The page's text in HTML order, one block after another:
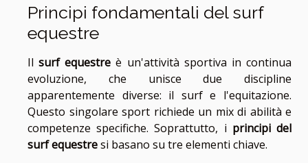
Principi fondamentali del surf
equestre
Ilsurf equestre è un'attività sportiva in continua
evoluzione, che unisce due discipline
apparentemente diverse: il surf e l'equitazione.
Questo singolare sport richiede un mix di abilità e
competenze specifiche. Soprattutto, i principi del
surf equestresi basano su tre elementi chiave.